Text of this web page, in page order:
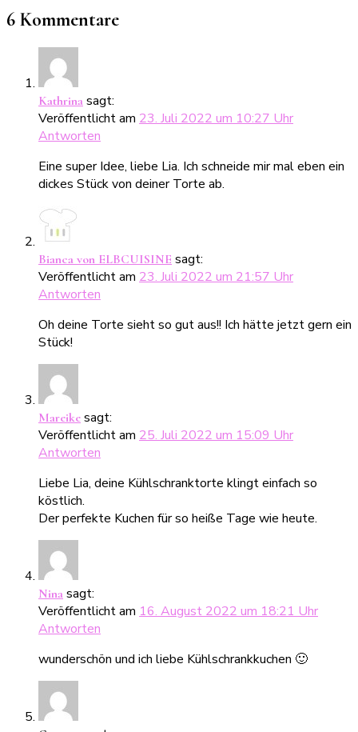
6 Kommentare
Kathrina sagt:
Veröffentlicht am 23. Juli 2022 um 10:27 Uhr
Antworten
Eine super Idee, liebe Lia. Ich schneide mir mal eben ein
dickes Stück von deiner Torte ab.
Bianca von ELBCUISINE sagt:
Veröffentlicht am 23. Juli 2022 um 21:57 Uhr
Antworten
Oh deine Torte sieht so gut aus!! Ich hätte jetzt gern ein
Stück!
Mareike sagt:
Veröffentlicht am 25. Juli 2022 um 15:09 Uhr
Antworten
Liebe Lia, deine Kühlschranktorte klingt einfach so
köstlich.
Der perfekte Kuchen für so heiße Tage wie heute.
Nina sagt:
Veröffentlicht am 16. August 2022 um 18:21 Uhr
Antworten
wunderschön und ich liebe Kühlschrankkuchen 🙂